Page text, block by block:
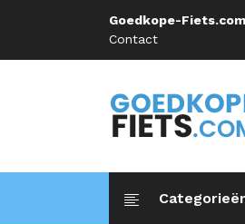
Goedkope-Fiets.com
Contact